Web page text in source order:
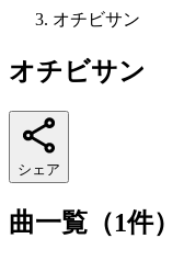
オチビサン
オチビサン
シェア
曲一覧（1件）